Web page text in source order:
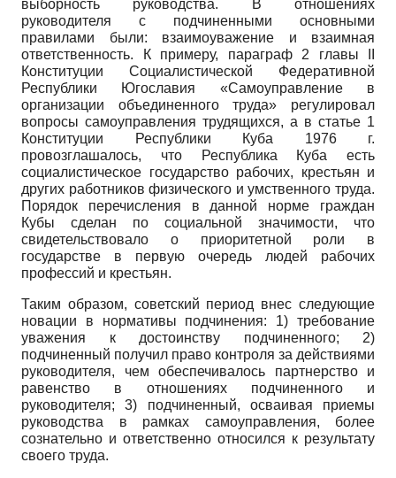
выборность руководства. В отношениях
руководителя с подчиненными основными
правилами были: взаимоуважение и взаимная
ответственность. К примеру, параграф 2 главы
Конституции Социалистической Федеративной
Республики Югославия «Самоуправление в
организации объединенного труда» регулировал
вопросы самоуправления трудящихся, а в статье 1
Конституции Республики Куба 1976 г.
провозглашалось, что Республика Куба есть
социалистическое государство рабочих, крестьян и
других работников физического и умственного труда.
Порядок перечисления в данной норме граждан
Кубы сделан по социальной значимости, что
свидетельствовало о приоритетной роли в
государстве в первую очередь людей рабочих
профессий и крестьян.
Таким образом, советский период внес следующие
новации в нормативы подчинения: 1)требование
уважения к достоинству подчиненного; 2)
подчиненный получил право контроля за действиями
руководителя, чем обеспечивалось партнерство и
равенство в отношениях подчиненного и
руководителя;3) подчиненный, осваивая приемы
руководства в рамках самоуправления, более
сознательно и ответственно относился к результату
своего труда.